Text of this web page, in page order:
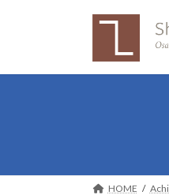
HOME